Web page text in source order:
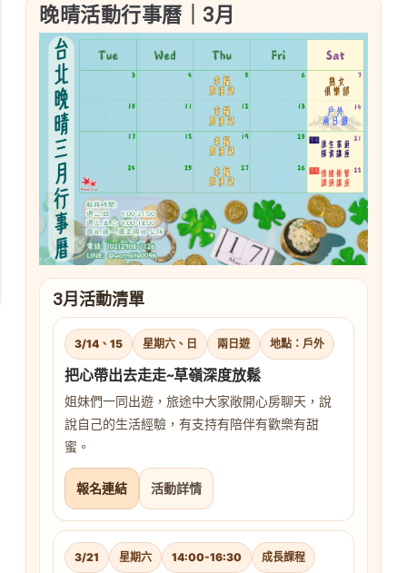
晚晴活動行事曆｜3月
3月活動清單
3/14、15 星期六、日 兩日遊 地點：戶外
把心帶出去走走~草嶺深度放鬆
姐妹們一同出遊，旅途中大家敞開心房聊天，說
說自己的生活經驗，有支持有陪伴有歡樂有甜
蜜。
報名連結 活動詳情
3/21 星期六 14:00-16:30 成長課程